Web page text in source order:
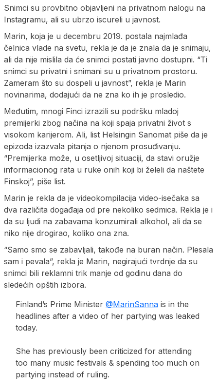
Snimci su provbitno objavljeni na privatnom nalogu na
Instagramu, ali su ubrzo iscureli u javnost.
Marin, koja je u decembru 2019. postala najmlađa
čelnica vlade na svetu, rekla je da je znala da je snimaju,
ali da nije mislila da će snimci postati javno dostupni. “Ti
snimci su privatni i snimani su u privatnom prostoru.
Zameram što su dospeli u javnost”, rekla je Marin
novinarima, dodajući da ne zna ko ih je prosledio.
Međutim, mnogi Finci izrazili su podršku mladoj
premijerki zbog načina na koji spaja privatni život s
visokom karijerom. Ali, list Helsingin Sanomat piše da je
epizoda izazvala pitanja o njenom prosuđivanju.
“Premijerka može, u osetljivoj situaciji, da stavi oružje
informacionog rata u ruke onih koji bi želeli da naštete
Finskoj”, piše list.
Marin je rekla da je videokompilacija video-isečaka sa
dva različita događaja od pre nekoliko sedmica. Rekla je i
da su ljudi na zabavama konzumirali alkohol, ali da se
niko nije drogirao, koliko ona zna.
“Samo smo se zabavljali, takođe na buran način. Plesala
sam i pevala”, rekla je Marin, negirajući tvrdnje da su
snimci bili reklamni trik manje od godinu dana do
sledećih opštih izbora.
Finland’s Prime Minister @MarinSanna is in the
headlines after a video of her partying was leaked
today.
She has previously been criticized for attending
too many music festivals & spending too much on
partying instead of ruling.